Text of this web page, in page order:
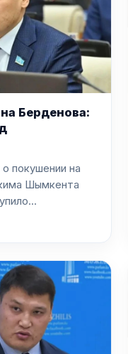
Берденова:
покушении на
Шымкента